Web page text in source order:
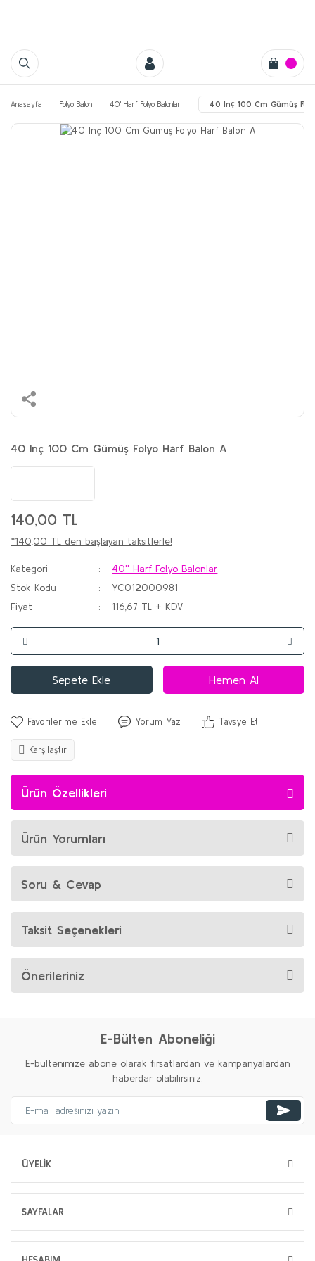
Anasayfa Folyo Balon 40'' Harf Folyo Balonlar 40 Inç 100 Cm Gümüş
40 Inç 100 Cm Gümüş Folyo Harf Balon A
140,00 TL
*140,00 TL den başlayan taksitlerle!
Kategori
40'' Harf Folyo Balonlar
Stok Kodu
YC012000981
Fiyat
116,67 TL + KDV
Sepete Ekle Hemen Al
Yorum Yaz Tavsiye Et
Karşılaştır
Ürün Özellikleri
Ürün Yorumları
Soru & Cevap
Taksit Seçenekleri
Önerileriniz
E-Bülten Aboneliği
E-bültenimize abone olarak fırsatlardan ve kampanyalardan
haberdar olabilirsiniz.
ÜYELİK
SAYFALAR